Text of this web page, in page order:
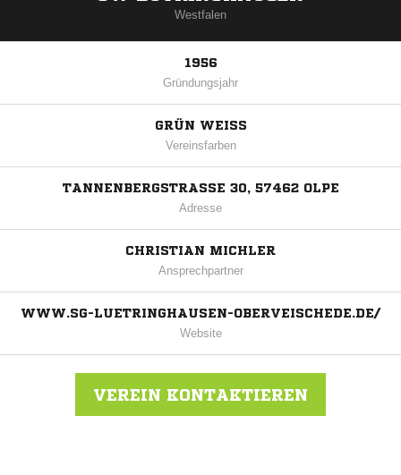
Westfalen
1956
Gründungsjahr
GRÜN WEISS
Vereinsfarben
TANNENBERGSTRASSE 30, 57462 OLPE
Adresse
CHRISTIAN MICHLER
Ansprechpartner
WWW.SG-LUETRINGHAUSEN-OBERVEISCHEDE.DE/
Website
VEREIN KONTAKTIEREN